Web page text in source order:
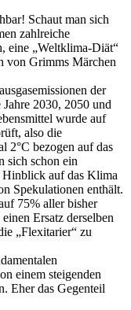
Schaut man sich
zahlreiche
eine „Weltklima-Diät“
von Grimms Märchen
der
2030, 2050 und
wurde auf
also die
2°C bezogen auf das
sich schon ein
Hinblick auf das Klima
Spekulationen enthält.
75% aller bisher
Ersatz derselben
„Flexitarier“ zu
einem steigenden
Eher das Gegenteil